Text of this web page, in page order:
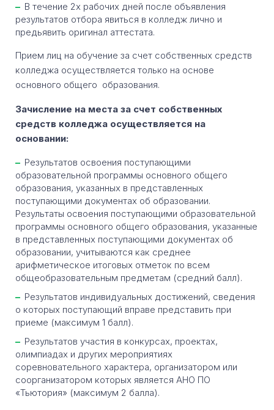
В течение 2х рабочих дней после объявления
результатов отбора явиться в колледж лично и
предьявить оригинал аттестата.
Прием лиц на обучение за счет собственных средств
колледжа осуществляется только на основе
основного общего образования.
Зачисление на места за счет собственных
средств колледжа осуществляется на
основании:
Результатов освоения поступающими
образовательной программы основного общего
образования, указанных в представленных
поступающими документах об образовании.
Результаты освоения поступающими образовательной
программы основного общего образования, указанные
в представленных поступающими документах об
образовании, учитываются как среднее
арифметическое итоговых отметок по всем
общеобразовательным предметам (средний балл).
Результатов индивидуальных достижений, сведения
о которых поступающий вправе представить при
приеме (максимум 1 балл).
Результатов участия в конкурсах, проектах,
олимпиадах и других мероприятиях
соревновательного характера, организатором или
соорганизатором которых является АНО ПО
«Тьютория» (максимум 2 балла).